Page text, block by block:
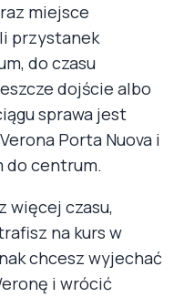
miejsce
przystanek
do czasu
dojście albo
sprawa jest
Porta Nuova i
do centrum.
więcej czasu,
na kurs w
chcesz wyjechać
i wrócić